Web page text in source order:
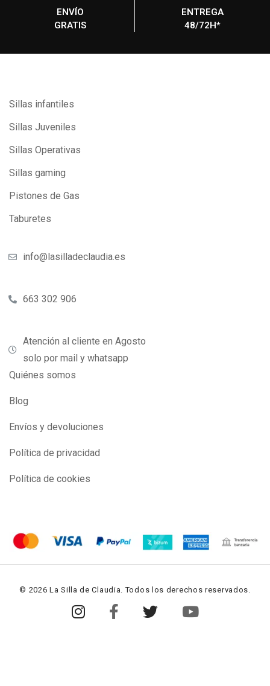
ENVÍO
GRATIS
ENTREGA
48/72H*
Sillas infantiles
Sillas Juveniles
Sillas Operativas
Sillas gaming
Pistones de Gas
Taburetes
info@lasilladeclaudia.es
663 302 906
Atención al cliente en Agosto
solo por mail y whatsapp
Quiénes somos
Blog
Envíos y devoluciones
Política de privacidad
Política de cookies
© 2026 La Silla de Claudia. Todos los derechos reservados.